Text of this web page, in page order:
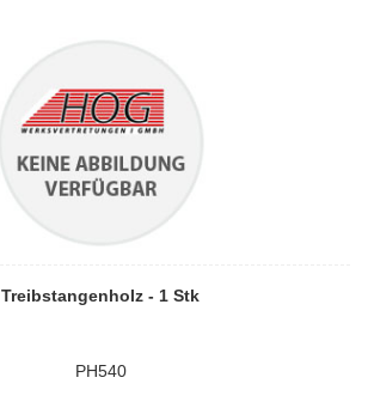
Treibstangenholz - 1 Stk
PH540